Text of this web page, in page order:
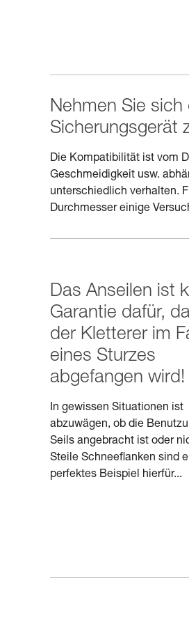
Nehmen Sie
Sicherungsgerät
Die Kompatibilität ist vom
Geschmeidigkeit usw.
unterschiedlich verhalten.
Durchmesser einige
Das Anseilen ist
Garantie dafür,
der Kletterer im
eines Sturzes
abgefangen wird!
In gewissen Situationen ist
abzuwägen, ob die
Seils angebracht ist oder
Steile Schneeflanken sind
perfektes Beispiel hierfür...